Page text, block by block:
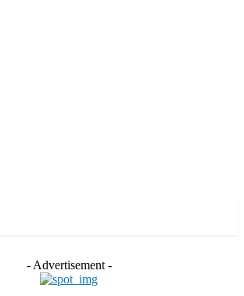
- Advertisement -